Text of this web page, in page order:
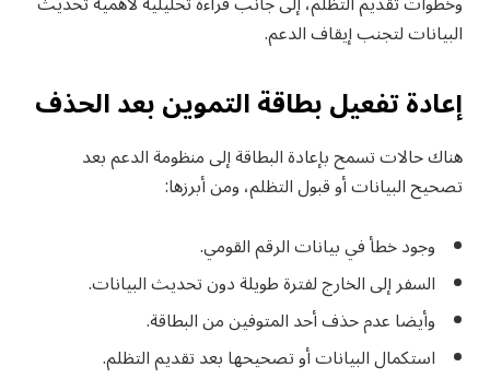
البيانات لتجنب إيقاف الدعم.
إعادة تفعيل بطاقة التموين بعد الحذف
هناك حالات تسمح بإعادة البطاقة إلى منظومة الدعم بعد
تصحيح البيانات أو قبول التظلم، ومن أبرزها:
وجود خطأ في بيانات الرقم القومي.
السفر إلى الخارج لفترة طويلة دون تحديث البيانات.
وأيضا عدم حذف أحد المتوفين من البطاقة.
استكمال البيانات أو تصحيحها بعد تقديم التظلم.